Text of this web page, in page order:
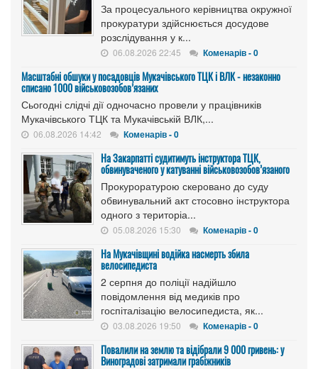
За процесуального керівництва окружної
прокуратури здійснюється досудове
розслідування у к...
06.08.2026 22:45 Коменарів - 0
Масштабні обшуки у посадовців Мукачівського ТЦК і ВЛК - незаконно
списано 1000 військовозобов’язаних
Сьогодні слідчі дії одночасно провели у працівників
Мукачівського ТЦК та Мукачівській ВЛК,...
06.08.2026 14:42 Коменарів - 0
На Закарпатті судитимуть інструктора ТЦК,
обвинуваченого у катуванні військовозобов’язаного
Прокуроратурою скеровано до суду
обвинувальний акт стосовно інструктора
одного з територіа...
05.08.2026 15:30 Коменарів - 0
На Мукачівщині водійка насмерть збила
велосипедиста
2 серпня до поліції надійшло
повідомлення від медиків про
госпіталізацію велосипедиста, як...
03.08.2026 19:50 Коменарів - 0
Повалили на землю та відібрали 9 000 гривень: у
Виноградові затримали грабіжників